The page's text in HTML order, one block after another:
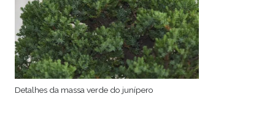
Detalhes da massa verde do junípero